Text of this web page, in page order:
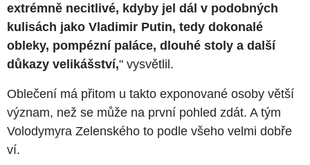
extrémně necitlivé, kdyby jel dál v podobných
kulisách jako Vladimir Putin, tedy dokonalé
obleky, pompézní paláce, dlouhé stoly a další
důkazy velikášství," vysvětlil.
Oblečení má přitom u takto exponované osoby větší
význam, než se může na první pohled zdát. A tým
Volodymyra Zelenského to podle všeho velmi dobře
ví.